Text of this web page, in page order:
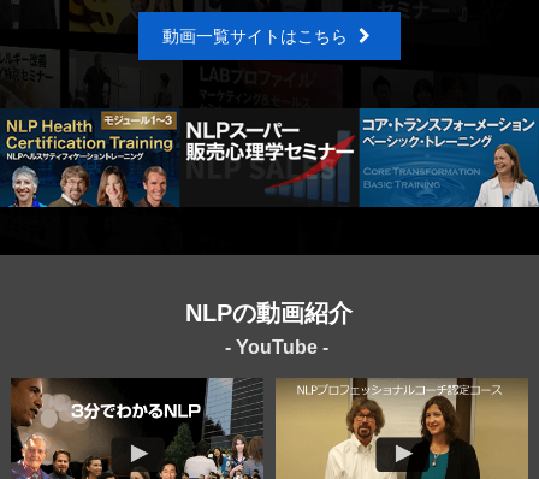
動画一覧サイトはこちら
NLPの動画紹介
- YouTube -